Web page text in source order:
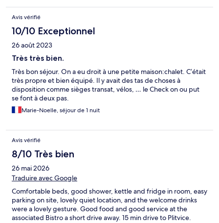
Avis vérifié
10/10 Exceptionnel
26 août 2023
Très très bien.
Très bon séjour. On a eu droit à une petite maison:chalet. C’était
très propre et bien équipé. Il y avait des tas de choses à
disposition comme sièges transat, vélos, … le Check on ou put
se font à deux pas.
Marie-Noelle, séjour de 1 nuit
Avis vérifié
8/10 Très bien
26 mai 2026
Traduire avec Google
Comfortable beds, good shower, kettle and fridge in room, easy
parking on site, lovely quiet location, and the welcome drinks
were a lovely gesture. Good food and good service at the
associated Bistro a short drive away. 15 min drive to Plitvice.